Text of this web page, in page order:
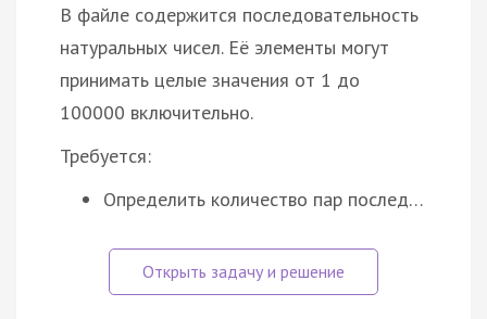
В файле содержится последовательность
натуральных чисел. Её элементы могут
принимать целые значения от 1 до
100000 включительно.
Требуется:
Определить количество пар послед…